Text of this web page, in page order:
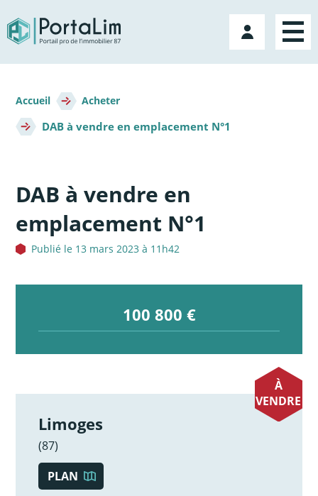
directement
au
contenu
Mon
compte
d'Ariane
Accueil Acheter
DAB à vendre en emplacement N°1
DAB à vendre en
emplacement N°1
Publié le 13 mars 2023 à 11h42
100 800 €
À
VENDRE
Limoges
(87)
PLAN